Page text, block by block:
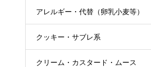
アレルギー・代替（卵乳小麦等）
クッキー・サブレ系
クリーム・カスタード・ムース